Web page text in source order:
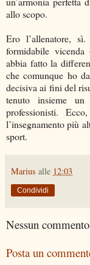
allo scopo.
Ero l’allenatore,
formidabile vicenda
abbia fatto la
che comunque ho
decisiva ai fini del
tenuto insieme
professionisti.
l’insegnamento più
sport.
Marius alle 12:03
Condividi
Nessun
Posta un